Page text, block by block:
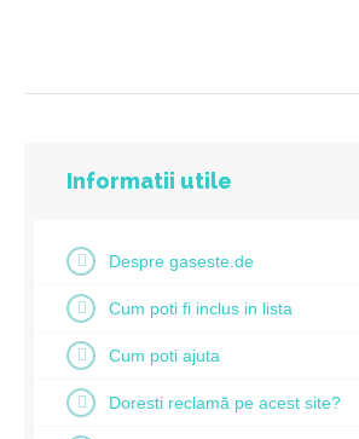
Informatii utile
Despre gaseste.de
Cum poti fi inclus in lista
Cum poti ajuta
Doresti reclamă pe acest site?